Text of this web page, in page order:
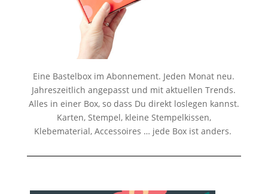
Eine Bastelbox im Abonnement. Jeden Monat neu.
Jahreszeitlich angepasst und mit aktuellen Trends.
Alles in einer Box, so dass Du direkt loslegen kannst.
Karten, Stempel, kleine Stempelkissen,
Klebematerial, Accessoires … jede Box ist anders.